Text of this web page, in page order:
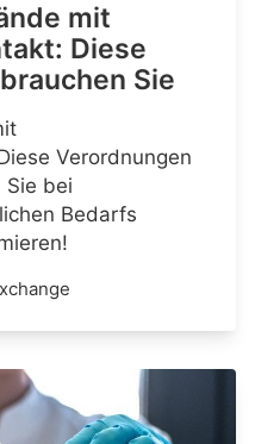
mit
Diese
Sie
Verordnungen
Sie bei
Bedarfs